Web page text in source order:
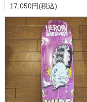
17,050円(税込)